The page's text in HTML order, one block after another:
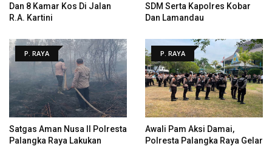
Dan 8 Kamar Kos Di Jalan
R.A. Kartini
SDM Serta Kapolres Kobar
Dan Lamandau
P. RAYA
Satgas Aman Nusa II Polresta
Palangka Raya Lakukan
P. RAYA
Awali Pam Aksi Damai,
Polresta Palangka Raya Gelar